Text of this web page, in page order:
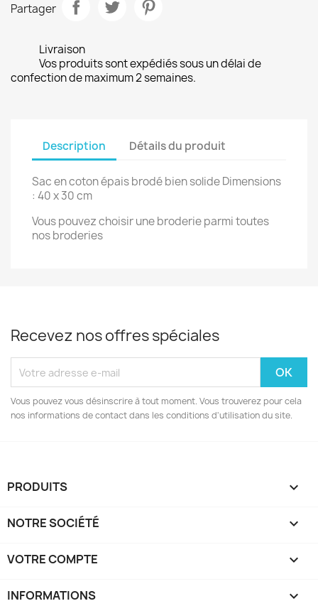
Partager
Livraison
Vos produits sont expédiés sous un délai de
confection de maximum 2 semaines.
Description Détails du produit
Sac en coton épais brodé bien solide Dimensions
: 40 x 30 cm
Vous pouvez choisir une broderie parmi toutes
nos broderies
Recevez nos offres spéciales
Vous pouvez vous désinscrire à tout moment. Vous trouverez pour cela
nos informations de contact dans les conditions d'utilisation du site.
PRODUITS 
NOTRE SOCIÉTÉ 
VOTRE COMPTE 
INFORMATIONS keyboard_arrow_down